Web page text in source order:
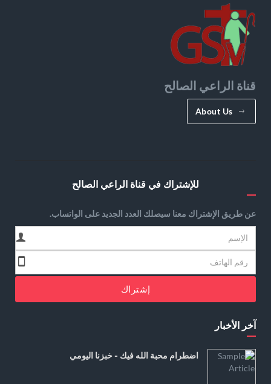
قناة الراعي الصالح
About Us
للإشتراك في قناة الراعي الصالح
عن طريق الإشتراك معنا سيصلك العدد الجديد على الواتساب.
إشتراك
آخر الأخبار
اضطرام محبة الله فيك - خبزنا اليومي